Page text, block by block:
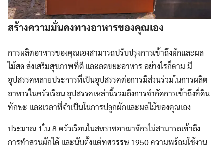
สร้างความมั่นคงทางอาหารของคุณเอง
การผลิตอาหารของคุณเองสามารถปรับปรุงการเข้าถึงผักและผล
ไม้สด ส่งเสริมสุขภาพที่ดี และลดขยะอาหาร อย่างไรก็ตาม มี
อุปสรรคหลายประการที่เป็นอุปสรรคต่อการมีส่วนร่วมในการผลิต
อาหารในครัวเรือน อุปสรรคเหล่านี้รวมถึงการจำกัดการเข้าถึงที่ดิน
ทักษะ และเวลาที่จำเป็นในการปลูกผักและผลไม้ของคุณเอง
ประมาณ 1ใน 8 ครัวเรือนในสหราชอาณาจักรไม่สามารถเข้าถึง
การทำสวนผักได้ และนับตั้งแต่ทศวรรษ 1950 ความพร้อมใช้งาน